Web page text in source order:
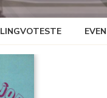
LINGVOTESTE